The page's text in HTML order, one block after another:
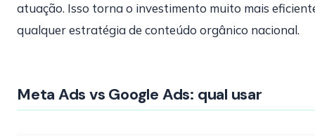
atuação. Isso torna o investimento muito mais
qualquer estratégia de conteúdo orgânico nacional.
Meta Ads vs Google Ads: qual usar